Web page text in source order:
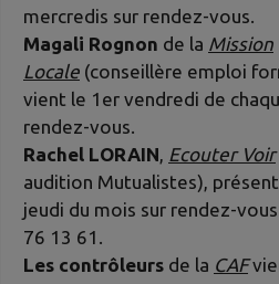
mercredis sur rendez-vous.
Magali Rognon de la Mission
Locale (conseillère emploi
vient le 1er vendredi de
rendez-vous.
Rachel LORAIN Ecouter Voir
audition Mutualistes),
jeudi du mois sur rendez-
76 13 61.
Les contrôleurs de la CAF